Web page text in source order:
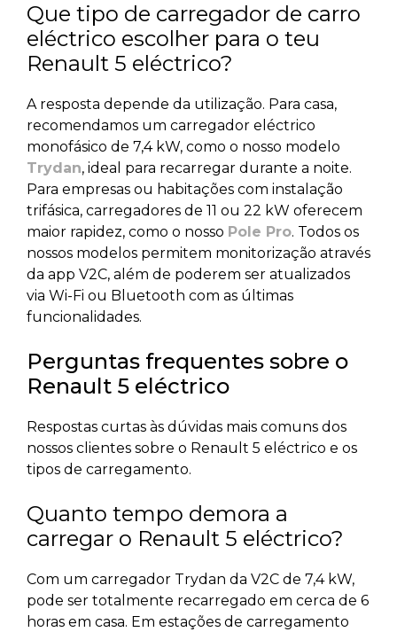
Que tipo de carregador de carro
eléctrico escolher para o teu
Renault 5 eléctrico?
A resposta depende da utilização. Para casa,
recomendamos um carregador eléctrico
monofásico de 7,4 kW, como o nosso modelo
Trydan, ideal para recarregar durante a noite.
Para empresas ou habitações com instalação
trifásica, carregadores de 11 ou 22 kW oferecem
maior rapidez, como o nosso Pole Pro. Todos os
nossos modelos permitem monitorização através
da app V2C, além de poderem ser atualizados
via Wi-Fi ou Bluetooth com as últimas
funcionalidades.
Perguntas frequentes sobre o
Renault 5 eléctrico
Respostas curtas às dúvidas mais comuns dos
nossos clientes sobre o Renault 5 eléctrico e os
tipos de carregamento.
Quanto tempo demora a
carregar o Renault 5 eléctrico?
Com um carregador Trydan da V2C de 7,4 kW,
pode ser totalmente recarregado em cerca de 6
horas em casa. Em estações de carregamento